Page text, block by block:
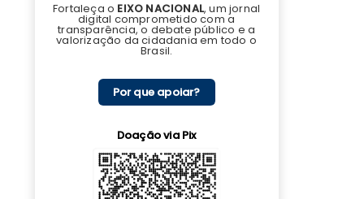
Fortaleça o EIXO NACIONAL, um jornal
digital comprometido com a
transparência, o debate público e a
valorização da cidadania em todo o
Brasil.
Por que apoiar?
Doação via Pix